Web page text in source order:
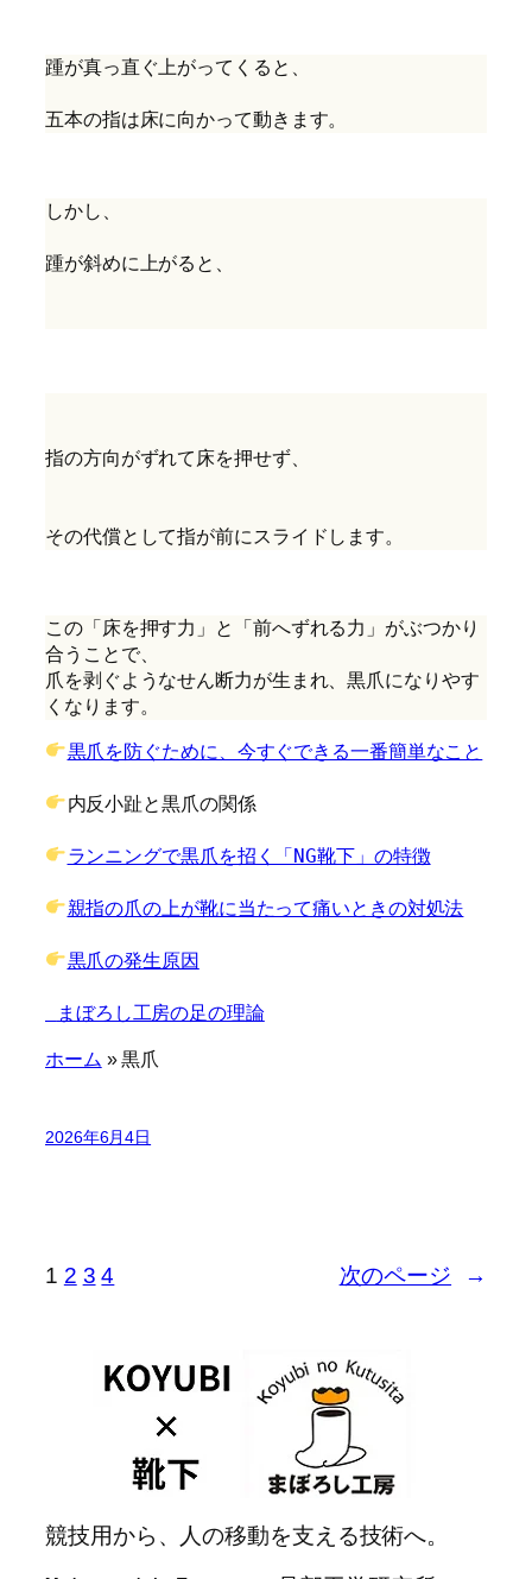
踵が真っ直ぐ上がってくると、
五本の指は床に向かって動きます。
しかし、
踵が斜めに上がると、
指の方向がずれて床を押せず、
その代償として指が前にスライドします。
この「床を押す力」と「前へずれる力」がぶつかり
合うことで、
爪を剥ぐようなせん断力が生まれ、黒爪になりやす
くなります。
黒爪を防ぐために、今すぐできる一番簡単なこと
内反小趾と黒爪の関係
ランニングで黒爪を招く「NG靴下」の特徴
親指の爪の上が靴に当たって痛いときの対処法
黒爪の発生原因
まぼろし工房の足の理論
ホーム »黒爪
2026年6月4日
1 2 3 4 次のページ →
競技用から、人の移動を支える技術へ。